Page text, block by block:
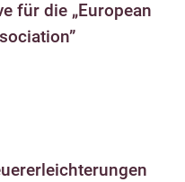
für die „European